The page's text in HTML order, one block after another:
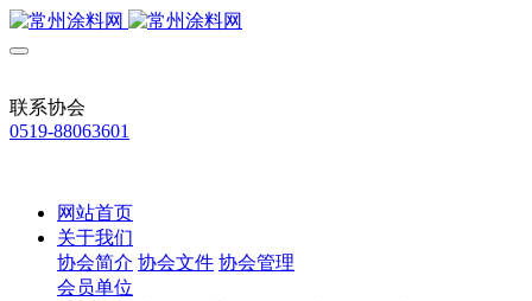
联系协会
0519-88063601
网站首页
关于我们
协会简介 协会文件 协会管理
会员单位